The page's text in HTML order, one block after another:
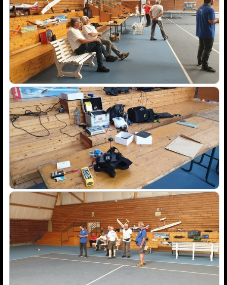
News de l'AMCR
Calendrier AMCR
Calendrier Régional
Actualités ▼
Météo Corbas
Espace réservé Adhérents
Liens
Vidéos-Sites
Archives